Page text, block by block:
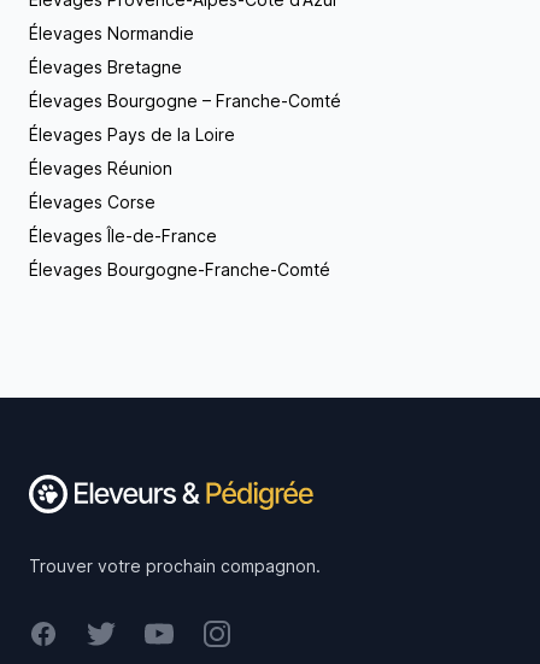
Élevages Normandie
Élevages Bretagne
Élevages Bourgogne – Franche-Comté
Élevages Pays de la Loire
Élevages Réunion
Élevages Corse
Élevages Île-de-France
Élevages Bourgogne-Franche-Comté
Trouver votre prochain compagnon.
FacebookTwitterYoutubeInstagram